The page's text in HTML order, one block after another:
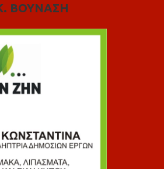
ΒΟΥΝΑΣΗ